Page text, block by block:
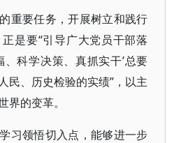
重要任务，开展树立和践行
是要“引导广大党员干部落
、科学决策、真抓实干’总要
民、历史检验的实绩”，以主
界的变革。
习领悟切入点，能够进一步